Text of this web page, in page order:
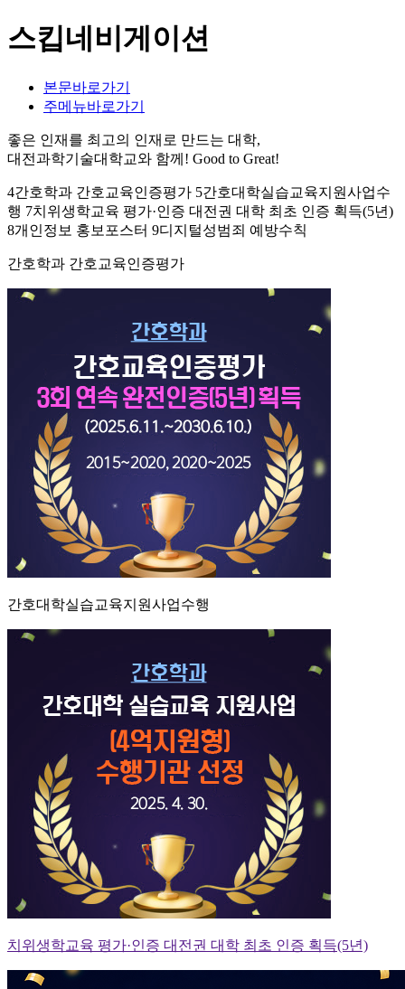
스킵네비게이션
본문바로가기
주메뉴바로가기
좋은 인재를 최고의 인재로 만드는 대학,
대전과학기술대학교와 함께! Good to Great!
4간호학과 간호교육인증평가 5간호대학실습교육지원사업수
행 7치위생학교육 평가·인증 대전권 대학 최초 인증 획득(5년)
8개인정보 홍보포스터 9디지털성범죄 예방수칙
간호학과 간호교육인증평가
간호대학실습교육지원사업수행
치위생학교육 평가·인증 대전권 대학 최초 인증 획득(5년)